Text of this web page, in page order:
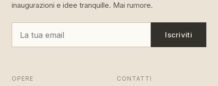
inaugurazioni e idee tranquille. Mai rumore.
Iscriviti
OPERE CONTATTI